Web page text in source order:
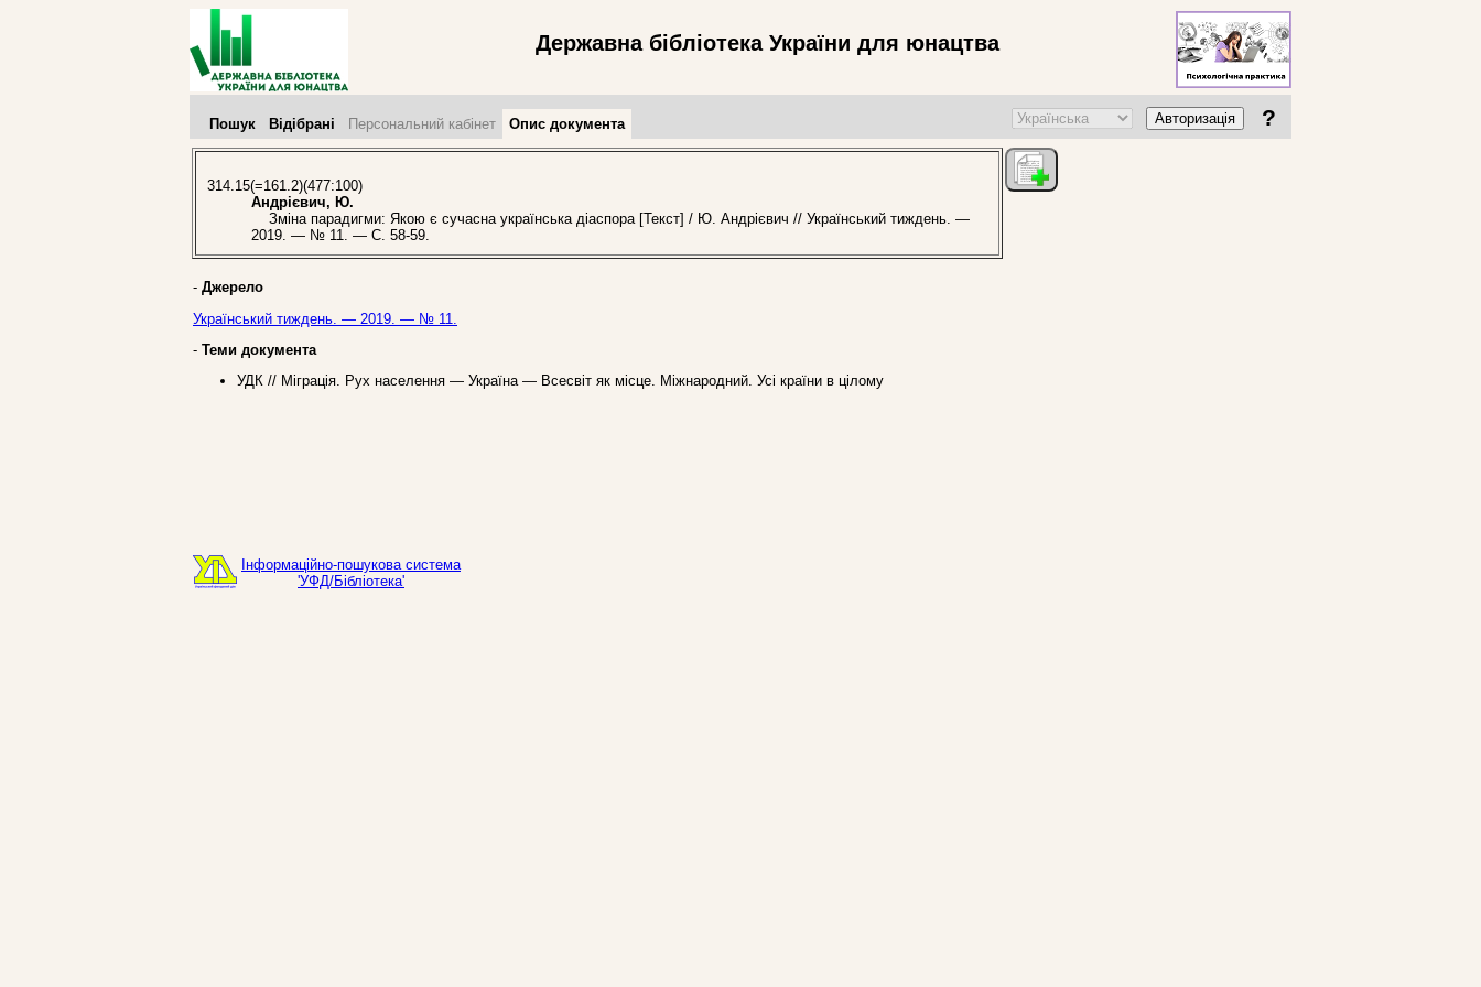
Державна бібліотека України для юнацтва
Пошук Відібрані Персональний кабінет Опис документа Авторизація ?
314.15(=161.2)(477:100)
Андрієвич, Ю.
Зміна парадигми: Якою є сучасна українська діаспора [Текст] / Ю. Андрієвич // Український тиждень. —
2019. — № 11. — С. 58-59.
- Джерело
Український тиждень. — 2019. — № 11.
- Теми документа
УДК // Міграція. Рух населення — Україна — Всесвіт як місце. Міжнародний. Усі країни в цілому
Інформаційно-пошукова система
'УФД/Бібліотека'